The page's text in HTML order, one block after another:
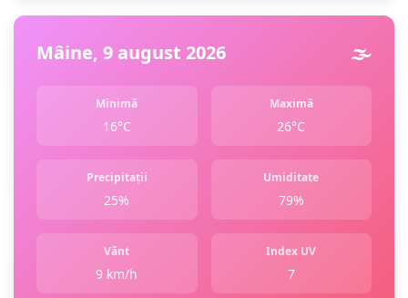
Mâine, 9 august 2026 🌫️
Minimă
16°C
Maximă
26°C
Precipitații
25%
Umiditate
79%
Vânt
9 km/h
Index UV
7